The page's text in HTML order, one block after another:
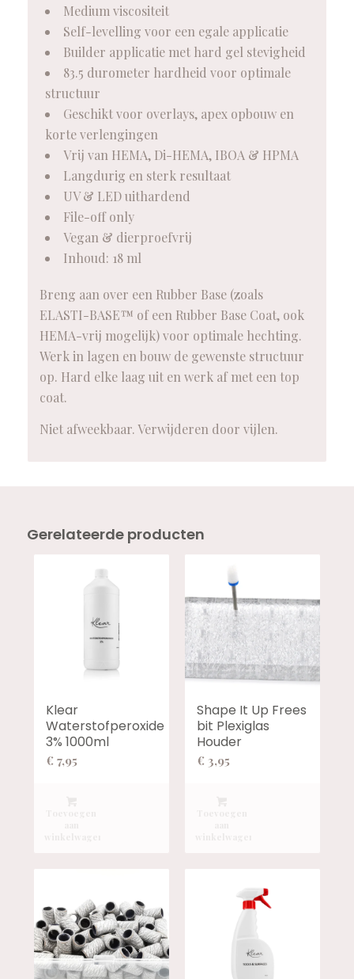
Medium viscositeit
Self-levelling voor een egale applicatie
Builder applicatie met hard gel stevigheid
83.5 durometer hardheid voor optimale
structuur
Geschikt voor overlays, apex opbouw en
korte verlengingen
Vrij van HEMA, Di-HEMA, IBOA & HPMA
Langdurig en sterk resultaat
UV & LED uithardend
File-off only
Vegan & dierproefvrij
Inhoud: 18 ml
Breng aan over een Rubber Base (zoals
ELASTI-BASE™ of een Rubber Base Coat, ook
HEMA-vrij mogelijk) voor optimale hechting.
Werk in lagen en bouw de gewenste structuur
op. Hard elke laag uit en werk af met een top
coat.
Niet afweekbaar. Verwijderen door vijlen.
Gerelateerde producten
Klear
Waterstofperoxide
3% 1000ml
€ 7,95
Shape It Up Frees
bit Plexiglas
Houder
€ 3,95